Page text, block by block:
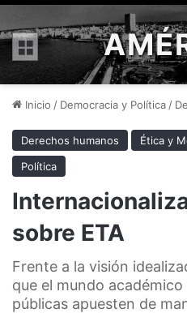
Menú
Inicio / Democracia y Política /
Derechos humanos Ética y
Política
sobre ETA
Frente a la visión
que el mundo
públicas apuesten de